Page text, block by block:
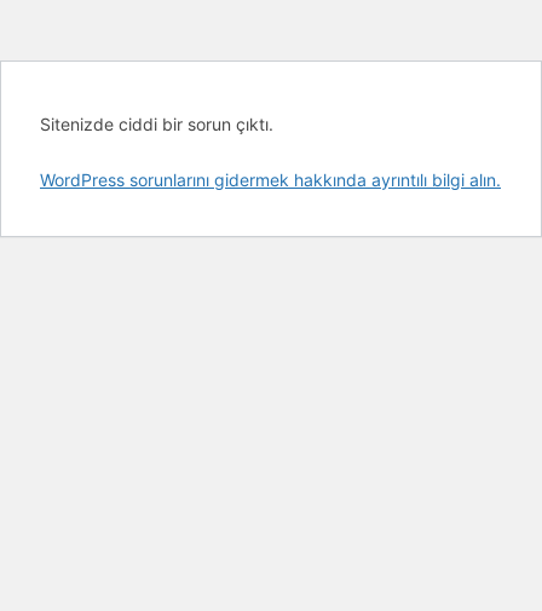
Sitenizde ciddi bir sorun çıktı.
WordPress sorunlarını gidermek hakkında ayrıntılı bilgi alın.